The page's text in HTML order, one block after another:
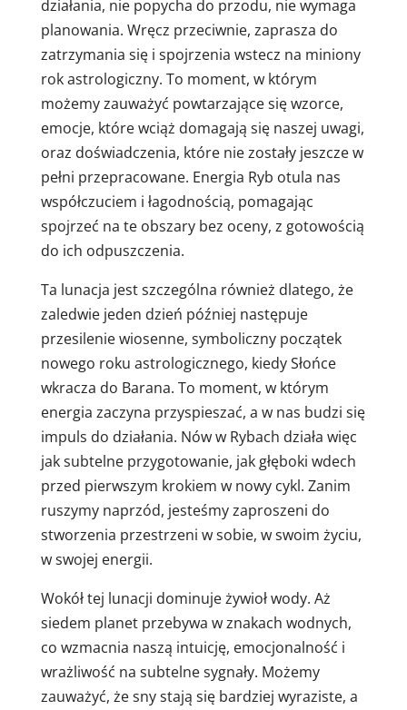
działania, nie popycha do przodu, nie wymaga
planowania. Wręcz przeciwnie, zaprasza do
zatrzymania się i spojrzenia wstecz na miniony
rok astrologiczny. To moment, w którym
możemy zauważyć powtarzające się wzorce,
emocje, które wciąż domagają się naszej uwagi,
oraz doświadczenia, które nie zostały jeszcze w
pełni przepracowane. Energia Ryb otula nas
współczuciem i łagodnością, pomagając
spojrzeć na te obszary bez oceny, z gotowością
do ich odpuszczenia.
Ta lunacja jest szczególna również dlatego, że
zaledwie jeden dzień później następuje
przesilenie wiosenne, symboliczny początek
nowego roku astrologicznego, kiedy Słońce
wkracza do Barana. To moment, w którym
energia zaczyna przyspieszać, a w nas budzi się
impuls do działania. Nów w Rybach działa więc
jak subtelne przygotowanie, jak głęboki wdech
przed pierwszym krokiem w nowy cykl. Zanim
ruszymy naprzód, jesteśmy zaproszeni do
stworzenia przestrzeni w sobie, w swoim życiu,
w swojej energii.
Wokół tej lunacji dominuje żywioł wody. Aż
siedem planet przebywa w znakach wodnych,
co wzmacnia naszą intuicję, emocjonalność i
wrażliwość na subtelne sygnały. Możemy
zauważyć, że sny stają się bardziej wyraziste, a